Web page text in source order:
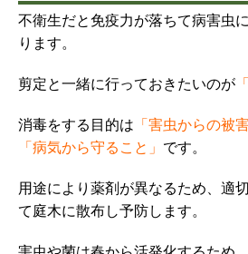
不衛生だと免疫力が落ちて病害虫
ります。
剪定と一緒に行っておきたいのが
消毒をする目的は 「害虫からの被
「病気から守ること」 です。
用途により薬剤が異なるため、適
て庭木に散布し予防します。